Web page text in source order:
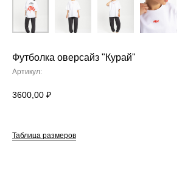
Футболка оверсайз "Курай"
Артикул:
3600,00 ₽
Таблица размеров